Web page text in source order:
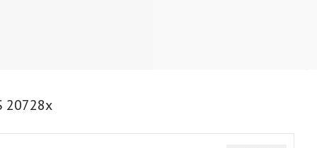
20728х